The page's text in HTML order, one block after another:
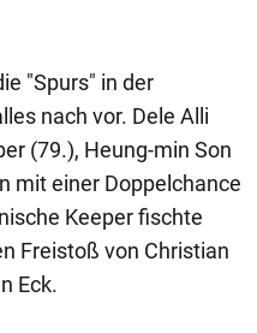
"Spurs" in der
nach vor. Dele Alli
(79.), Heung-min Son
mit einer Doppelchance
Keeper fischte
Freistoß von Christian
Eck.